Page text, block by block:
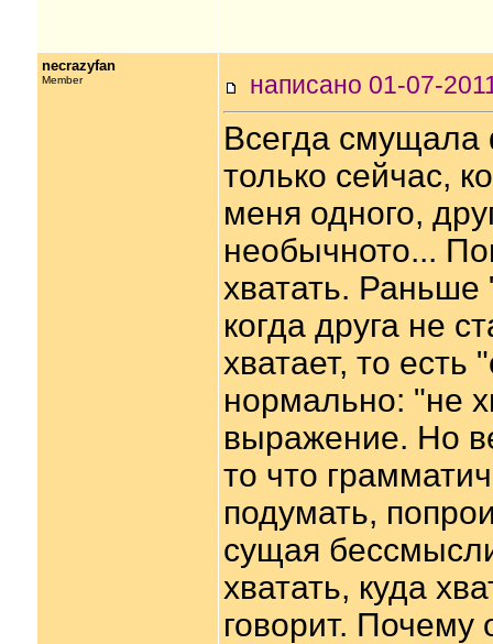
necrazyfan
Member написано 01-07-
Всегда смущала
только сейчас,
меня одного,
необычното...
хватать.
когда друга не
хватает, то
нормально: "не
выражение. Но
то что
подумать,
сущая
хватать, куда
говорит. Почему